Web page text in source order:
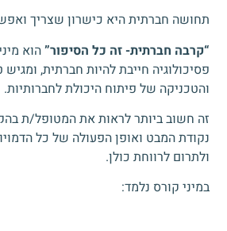
תחושה חברתית היא כישרון שצריך
“קרבה חברתית- זה כל הסיפור”הוא
פסיכולוגיה חייבת להיות חברתית,
והטכניקה של פיתוח היכולת לחברותיות.
זה חשוב ביותר לראות את המטופל/ת
נקודת המבט ואופן הפעולה של כל
ולתרום לרווחת כולן.
במיני קורס נלמד: